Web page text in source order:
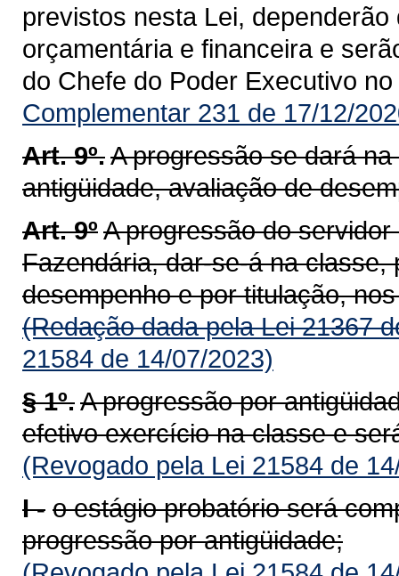
previstos nesta Lei,
orçamentária e financeira e
do Chefe do Poder Executivo
Complementar 231 de 17/12/
Art. 9º.A progressão se dará
antigüidade, avaliação de
Art. 9ºA progressão do
Fazendária, dar-se-á na classe,
desempenho e por titulação,
(Redação dada pela Lei 21367
21584 de 14/07/2023)
§ 1º.A progressão por
efetivo exercício na classe e
(Revogado pela Lei 21584 de
I - o estágio probatório será
progressão por antigüidade;